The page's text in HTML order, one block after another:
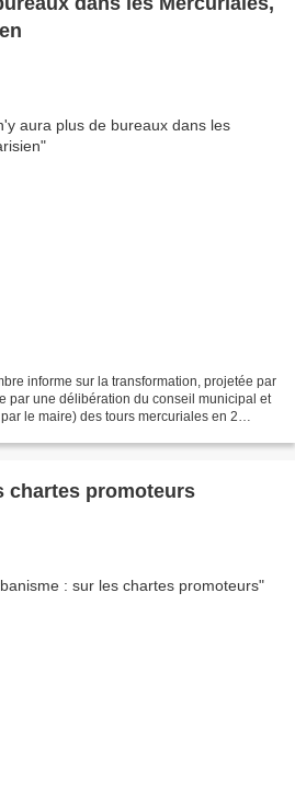
informe sur la transformation, projetée par
par une délibération du conseil municipal et
le maire) des tours mercuriales en 2
chartes promoteurs